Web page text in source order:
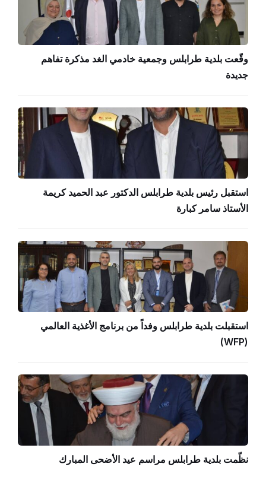
وقّعت بلدية طرابلس وجمعية خادمي الغد مذكرة تفاهم
جديدة
استقبل رئيس بلدية طرابلس الدكتور عبد الحميد كريمة
الأستاذ سامر كبارة
استقبلت بلدية طرابلس وفداً من برنامج الأغذية العالمي
(WFP)
نظّمت بلدية طرابلس مراسم عيد الأضحى المبارك